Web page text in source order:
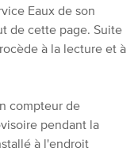
Eaux de son
de cette page. Suite
à la lecture et à
compteur de
pendant la
à l'endroit